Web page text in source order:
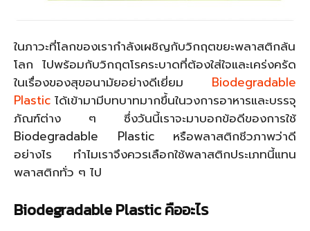
ในภาวะที่โลกของเรากำลังเผชิญกับวิกฤตขยะพลาสติกล้น
โลก ไปพร้อมกับวิกฤตโรคระบาดที่ต้องใส่ใจและเคร่งครัด
ในเรื่องของสุขอนามัยอย่างดีเยี่ยม Biodegradable
Plastic ได้เข้ามามีบทบาทมากขึ้นในวงการอาหารและบรรจุ
ภัณฑ์ต่าง ๆ ซึ่งวันนี้เราจะมาบอกข้อดีของการใช้
Biodegradable Plastic หรือพลาสติกชีวภาพว่าดี
อย่างไร ทำไมเราจึงควรเลือกใช้พลาสติกประเภทนี้แทน
พลาสติกทั่ว ๆ ไป
Biodegradable Plastic คืออะไร